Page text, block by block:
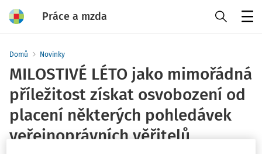
Práce a mzda
Domů Novinky
MILOSTIVÉ LÉTO jako mimořádná
příležitost získat osvobození od
placení některých pohledávek
veřejnoprávních věřitelů